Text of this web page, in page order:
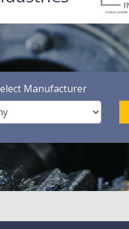
Manufacturer